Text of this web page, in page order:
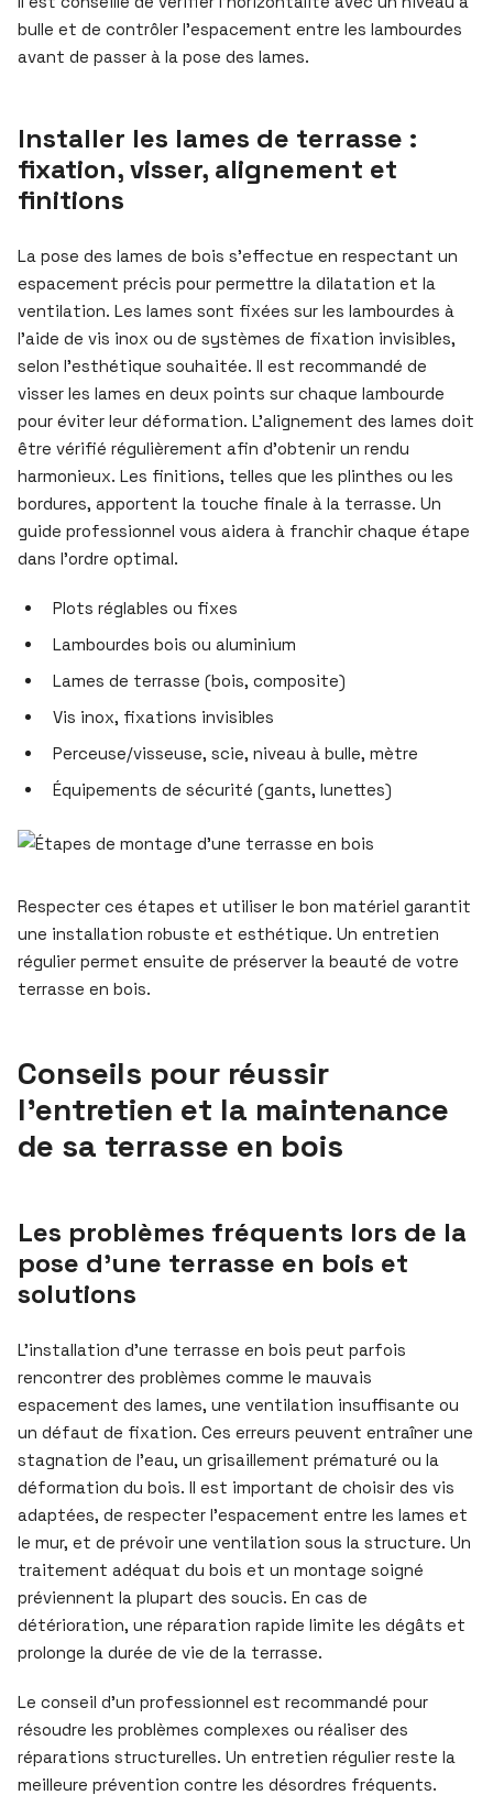
bulle et de contrôler l’espacement entre les lambourdes
avant de passer à la pose des lames.
Installer les lames de terrasse :
fixation, visser, alignement et
finitions
La pose des lames de bois s’effectue en respectant un
espacement précis pour permettre la dilatation et la
ventilation. Les lames sont fixées sur les lambourdes à
l’aide de vis inox ou de systèmes de fixation invisibles,
selon l’esthétique souhaitée. Il est recommandé de
visser les lames en deux points sur chaque lambourde
pour éviter leur déformation. L’alignement des lames doit
être vérifié régulièrement afin d’obtenir un rendu
harmonieux. Les finitions, telles que les plinthes ou les
bordures, apportent la touche finale à la terrasse. Un
guide professionnel vous aidera à franchir chaque étape
dans l’ordre optimal.
Plots réglables ou fixes
Lambourdes bois ou aluminium
Lames de terrasse (bois, composite)
Vis inox, fixations invisibles
Perceuse/visseuse, scie, niveau à bulle, mètre
Équipements de sécurité (gants, lunettes)
Respecter ces étapes et utiliser le bon matériel garantit
une installation robuste et esthétique. Un entretien
régulier permet ensuite de préserver la beauté de votre
terrasse en bois.
Conseils pour réussir
l’entretien et la maintenance
de sa terrasse en bois
Les problèmes fréquents lors de la
pose d’une terrasse en bois et
solutions
L’installation d’une terrasse en bois peut parfois
rencontrer des problèmes comme le mauvais
espacement des lames, une ventilation insuffisante ou
un défaut de fixation. Ces erreurs peuvent entraîner une
stagnation de l’eau, un grisaillement prématuré ou la
déformation du bois. Il est important de choisir des vis
adaptées, de respecter l’espacement entre les lames et
le mur, et de prévoir une ventilation sous la structure. Un
traitement adéquat du bois et un montage soigné
préviennent la plupart des soucis. En cas de
détérioration, une réparation rapide limite les dégâts et
prolonge la durée de vie de la terrasse.
Le conseil d’un professionnel est recommandé pour
résoudre les problèmes complexes ou réaliser des
réparations structurelles. Un entretien régulier reste la
meilleure prévention contre les désordres fréquents.